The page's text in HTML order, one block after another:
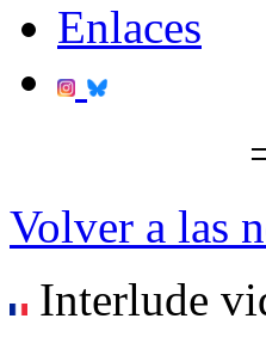
Enlaces
Volver a las
Interlude